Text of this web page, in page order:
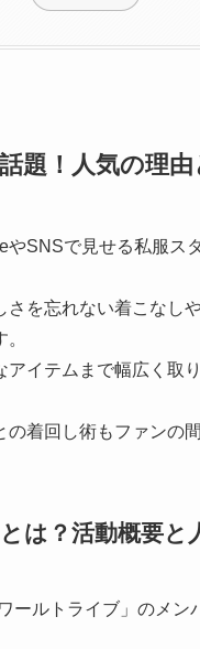
題！人気の理由
SNSで見せる私服ス
を忘れない着こなし
イテムまで幅広く取
着回し術もファンの
は？活動概要と
ールトライブ」のメ